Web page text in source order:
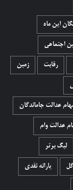
این ماه
اجتماعی
رقابت زمین
عدالت جاماندگان
عدالت وام
لیگ برتر
یارانه نقدی